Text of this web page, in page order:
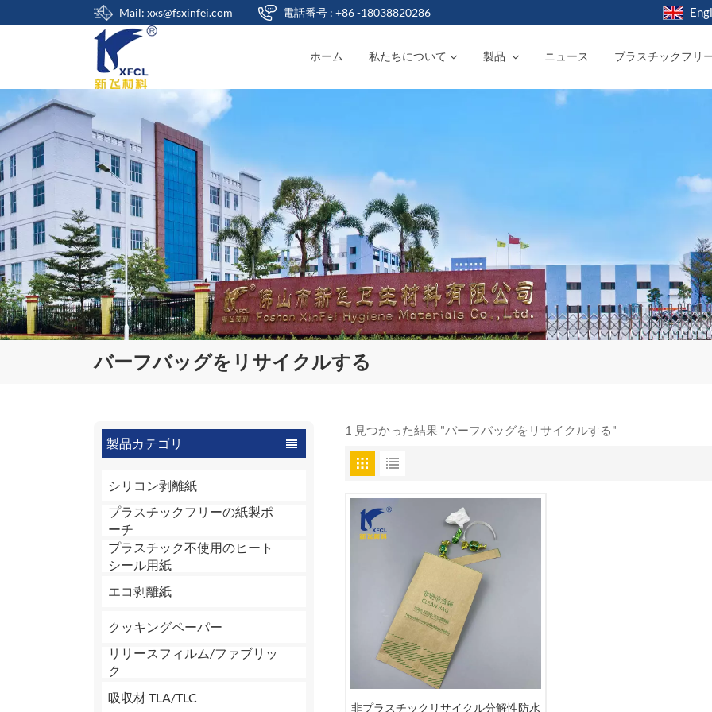
Mail: xxs@fsxinfei.com 電話番号 : +86 -18038820286
ホーム 私たちについて 製品 ニュース プラスチックフリ
バーフバッグをリサイクルする
製品カテゴリ
シリコン剥離紙
プラスチックフリーの紙製ポ
ーチ
プラスチック不使用のヒート
シール用紙
エコ剥離紙
クッキングペーパー
リリースフィルム/ファブリッ
ク
吸収材 TLA/TLC
1 見つかった結果 "バーフバッグをリサイクルする"
非プラスチックリサイクル分解性防水